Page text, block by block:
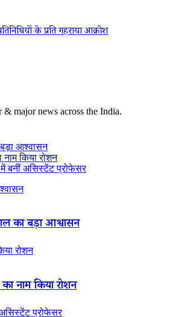
के प्रति गहराया आक्रोश
major news across the India.
आश्वासन
किया रोशन
में बनीं असिस्टेंट प्रोफेसर
का बड़ा आश्वासन
रोशन
नाम किया रोशन
असिस्टेंट प्रोफेसर